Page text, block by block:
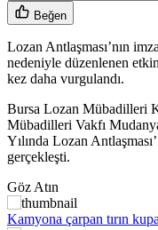
Beğen
Lozan Antlaşması’nın
nedeniyle düzenlenen
kez daha vurgulandı.
Bursa Lozan Mübadilleri
Mübadilleri Vakfı
Yılında Lozan
gerçekleşti.
Göz Atın
Kamyona çarpan tırın